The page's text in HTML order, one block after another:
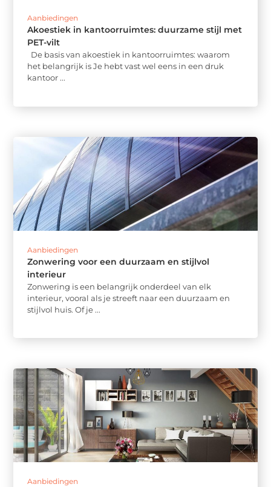
Aanbiedingen
Akoestiek in kantoorruimtes: duurzame stijl met
PET-vilt
De basis van akoestiek in kantoorruimtes: waarom
het belangrijk is Je hebt vast wel eens in een druk
kantoor ...
Aanbiedingen
Zonwering voor een duurzaam en stijlvol
interieur
Zonwering is een belangrijk onderdeel van elk
interieur, vooral als je streeft naar een duurzaam en
stijlvol huis. Of je ...
Aanbiedingen